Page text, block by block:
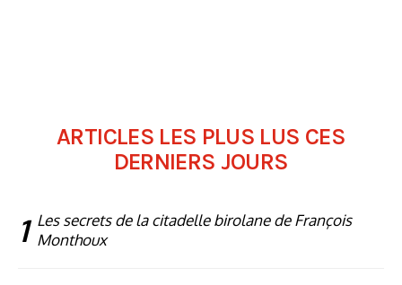
ARTICLES LES PLUS LUS CES
DERNIERS JOURS
1 Les secrets de la citadelle birolane de François
Monthoux